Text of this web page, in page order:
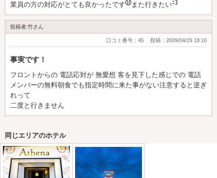
業員の方の対応がとても良かったです
また行きたい
投稿者:竹さん
口コミ番号：45 投稿：2009/04/29 18:16
事実です！
フロントからの 電話応対が 無愛想 客を見下した感じでの 電話
メンバーの無料朝食でも指定時間に来た事がない注意すると逆ぎ
れって
二度と行きません
同じエリアのホテル